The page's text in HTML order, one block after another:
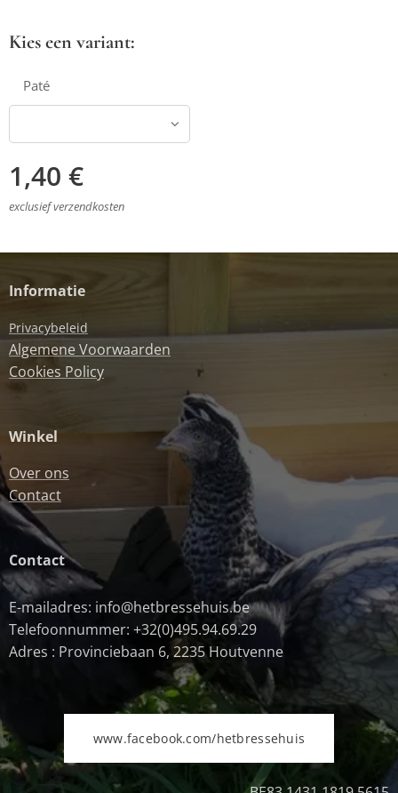
Kies een variant:
Paté
1,40 €
exclusief verzendkosten
Informatie
Privacybeleid
Algemene Voorwaarden
Cookies Policy
Winkel
Over ons
Contact
Contact
E-mailadres: info@hetbressehuis.be
Telefoonnummer: +32(0)495.94.69.29
Adres : Provinciebaan 6, 2235 Houtvenne
www.facebook.com/hetbressehuis